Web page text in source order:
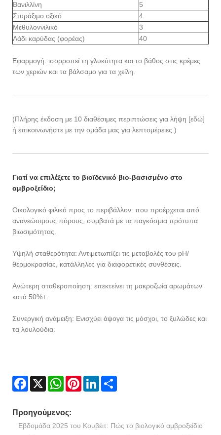
Βανιλλίνη
5
Στυράξιμο οξικό
4
Μεθυλοννιλικό
3
Λάδι καρύδας (φορέας)
40
Εφαρμογή: ισορροπεί τη γλυκύτητα και το βάθος στις κρέμες
των χεριών και τα βάλσαμο για τα χείλη.
(Πλήρης έκδοση με 10 διαθέσιμες περιπτώσεις για λήψη [εδώ]
ή επικοινωνήστε με την ομάδα μας για λεπτομέρειες.)
Γιατί να επιλέξετε το βιοϊδενικό βιο-βασισμένο στο
αμβροξείδιο;
Οικολογικό φιλικό προς το περιβάλλον: που προέρχεται από
ανανεώσιμους πόρους, συμβατά με τα παγκόσμια πρότυπα
βιωσιμότητας.
Υψηλή σταθερότητα: Αντιμετωπίζει τις μεταβολές του pH/
θερμοκρασίας, κατάλληλες για διαφορετικές συνθέσεις.
Ανώτερη σταθεροποίηση: επεκτείνει τη μακροζωία αρωμάτων
κατά 50%+.
Συνεργική ανάμειξη: Ενισχύει άψογα τις μόσχοι, το ξυλώδες και
τα λουλούδια.
Facebook
X WhatsAppPinterestLinkedIn
Προηγούμενος:
Εβδομάδα 2025 του Κουβέιτ: Πώς το βιολογικό αμβροξείδιο